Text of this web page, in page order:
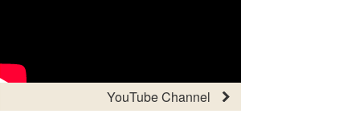
YouTube Channel